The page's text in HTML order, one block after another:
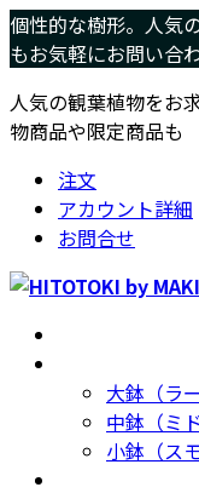
コ
ン
ン
ツ
プ
ナ
ビ
ー
シ
動
個性的な樹形。人気
もお気軽にお問い合
人気の観葉植物をお
物商品や限定商品も
注文
アカウント詳細
お問合せ
大鉢（ラ
中鉢（ミ
小鉢（ス